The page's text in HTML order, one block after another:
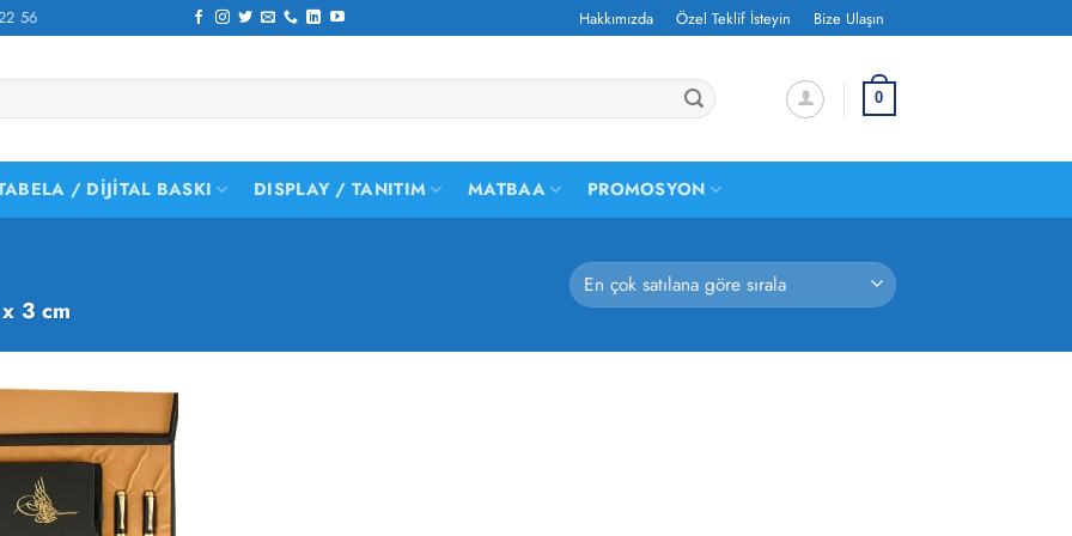
56 Hakkımızda Özel Teklif İsteyin Bize Ulaşın
0
/ DIJITAL BASKI DISPLAY / TANITIM MATBAA PROMOSYON
3 cm